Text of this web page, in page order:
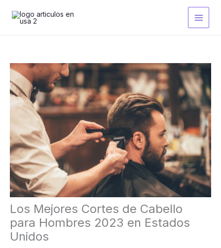
contenido
Los Mejores Cortes de Cabello
para Hombres 2023 en Estados
Unidos